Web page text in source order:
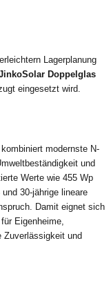
Lagerplanung
Doppelglas
eingesetzt wird.
kombiniert modernste N-
und
Werte wie 455 Wp
30-jährige lineare
Damit eignet sich
für Eigenheime,
Zuverlässigkeit und